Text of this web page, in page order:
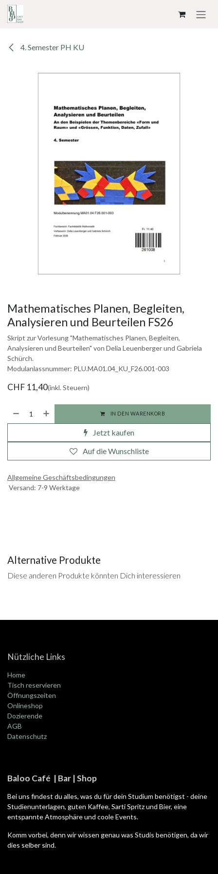
4. Semester PH KU
Mathematisches Planen, Begleiten,
Analysieren und Beurteilen FS26
Skript zur Vorlesung "Mathematisches Planen, Begleiten,
Analysieren und Beurteilen" von Delia Leuenberger und Gabriela
Schürch.
Modulanlassnummer: PLU.MA01.04_KU_F26.001-003
CHF 11,40(inkl. Steuern)
IN DEN WARENKORB
Jetzt kaufen
Auf die Wunschliste
Allgemeine Geschäftsbedingungen
Versand: 7-9 Werktage
Alternative Produkte
Diese anderen Produkte könnten Dich interessieren
Nützliche Links
Home
Tisch reservieren
Öffnungszeiten
Onlineshop
Dozierende
AGB
Datenschutz
Baloo Café | Bar | Shop
Bei uns findest du alles, was du für dein Studium benötigst - deine
Studienunterlagen, guten Kaffee, Sarti Spritz und Bier, eine
entspannte Atmosphäre und coole Events.
Komm vorbei, denn wir wissen genau was Studis benötigen, da wir
dies selber sind.